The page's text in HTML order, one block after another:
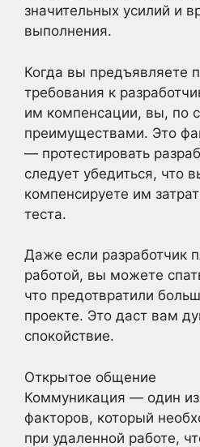
значительных усилий и
выполнения.
Когда вы предъявляете
требования к
им компенсации, вы, по
преимуществами. Это
— протестировать
следует убедиться, что
компенсируете им
теста.
Даже если разработчик
работой, вы можете
что предотвратили
проекте. Это даст вам
спокойствие.
Открытое общение
Коммуникация — один
факторов, который
при удаленной работе,